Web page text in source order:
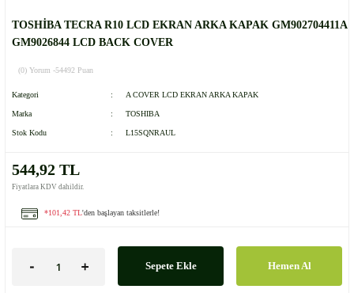
TOSHİBA TECRA R10 LCD EKRAN ARKA KAPAK GM902704411A
GM9026844 LCD BACK COVER
(0) Yorum -54492 Puan
Kategori A COVER LCD EKRAN ARKA KAPAK
Marka TOSHIBA
Stok Kodu L15SQNRAUL
544,92 TL
Fiyatlara KDV dahildir.
*101,42 TL'den başlayan taksitlerle!
Sepete Ekle Hemen Al